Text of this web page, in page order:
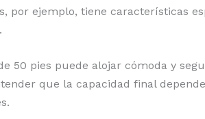
por ejemplo, tiene características
50 pies puede alojar cómoda y
que la capacidad final